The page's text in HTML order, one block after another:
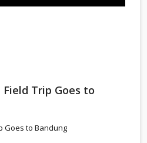
Trip Goes to
Goes to Bandung